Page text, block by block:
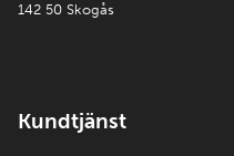
142 50 Skogås
Kundtjänst